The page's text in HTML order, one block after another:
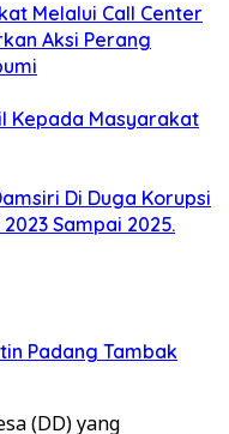
Melalui Call Center
Aksi Perang
Kepada Masyarakat
Di Duga Korupsi
Sampai 2025.
Padang Tambak
(DD) yang